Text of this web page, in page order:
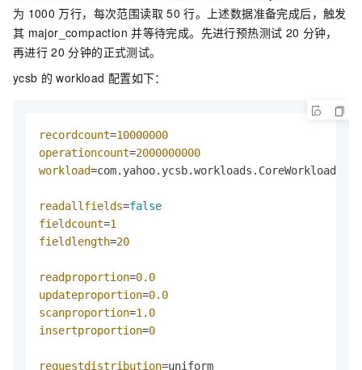
为 1000 万行，每次范围读取 50 行。上述数据准备完成后，触发
其 major_compaction 并等待完成。先进行预热测试 20 分钟，
再进行 20 分钟的正式测试。
ycsb 的 workload 配置如下：
recordcount=10000000
operationcount=2000000000
workload=com.yahoo.ycsb.workloads.CoreWorkload
readallfields=false
fieldcount=1
fieldlength=20
readproportion=0.0
updateproportion=0.0
scanproportion=1.0
insertproportion=0
requestdistribution